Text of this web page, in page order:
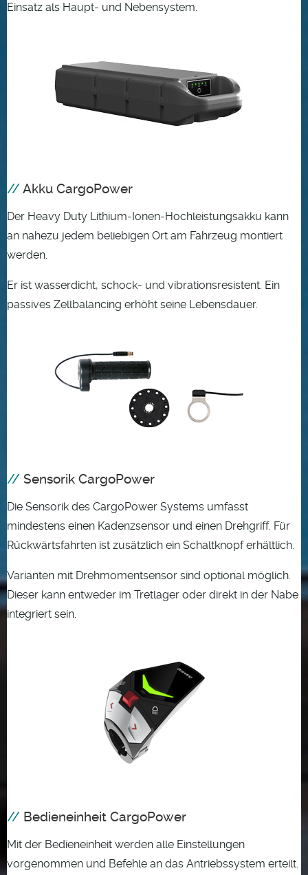
Einsatz als Haupt- und Nebensystem.
Akku CargoPower
Der Heavy Duty Lithium-Ionen-Hochleistungsakku kann
an nahezu jedem beliebigen Ort am Fahrzeug montiert
werden.
Er ist wasserdicht, schock- und vibrationsresistent. Ein
passives Zellbalancing erhöht seine Lebensdauer.
Sensorik CargoPower
Die Sensorik des CargoPower Systems umfasst
mindestens einen Kadenzsensor und einen Drehgriff. Für
Rückwärtsfahrten ist zusätzlich ein Schaltknopf erhältlich.
Varianten mit Drehmomentsensor sind optional möglich.
Dieser kann entweder im Tretlager oder direkt in der Nabe
integriert sein.
Bedieneinheit CargoPower
Mit der Bedieneinheit werden alle Einstellungen
vorgenommen und Befehle an das Antriebssystem erteilt.